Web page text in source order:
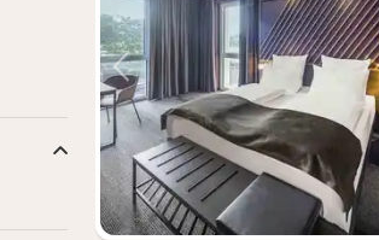
Vorheriges Bild